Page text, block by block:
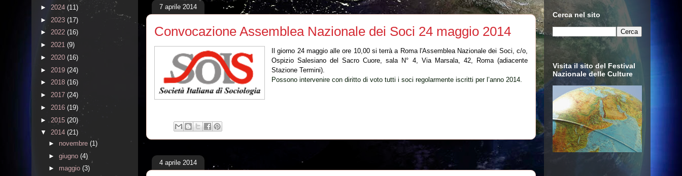
7 aprile 2014
Convocazione Assemblea Nazionale dei Soci 24 maggio 2014
Il giorno 24 maggio alle ore 10,00 si terrà a Roma l'Assemblea Nazionale dei Soci, c/o,
Ospizio Salesiano del Sacro Cuore, sala N° 4, Via Marsala, 42, Roma (adiacente
Stazione Termini).
Possono intervenire con diritto di voto tutti i soci regolarmente iscritti per l’anno 2014.
4 aprile 2014
► 2024 (11)
► 2023 (17)
► 2022 (16)
► 2021 (9)
► 2020 (16)
► 2019 (24)
► 2018 (16)
► 2017 (24)
► 2016 (19)
► 2015 (20)
▼ 2014 (21)
► novembre (1)
► giugno (4)
► maggio (3)
Cerca nel sito
Visita il sito del Festival
Nazionale delle Culture